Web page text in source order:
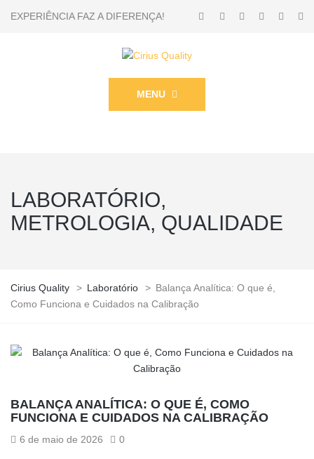
EXPERIÊNCIA FAZ A DIFERENÇA!
MENU
LABORATÓRIO,
METROLOGIA, QUALIDADE
Cirius Quality > Laboratório > Balança Analítica: O que é,
Como Funciona e Cuidados na Calibração
BALANÇA ANALÍTICA: O QUE É, COMO
FUNCIONA E CUIDADOS NA CALIBRAÇÃO
6 de maio de 2026 0